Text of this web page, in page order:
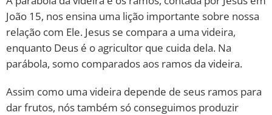
João 15, nos ensina uma lição importante sobre nossa
relação com Ele. Jesus se compara a uma videira,
enquanto Deus é o agricultor que cuida dela. Na
parábola, somo comparados aos ramos da videira.
Assim como uma videira depende de seus ramos para
dar frutos, nós também só conseguimos produzir